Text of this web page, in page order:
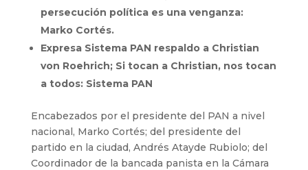
persecución política es una venganza:
Marko Cortés.
Expresa Sistema PAN respaldo a Christian
von Roehrich; Si tocan a Christian, nos tocan
a todos: Sistema PAN
Encabezados por el presidente del PAN a nivel
nacional, Marko Cortés; del presidente del
partido en la ciudad, Andrés Atayde Rubiolo; del
Coordinador de la bancada panista en la Cámara